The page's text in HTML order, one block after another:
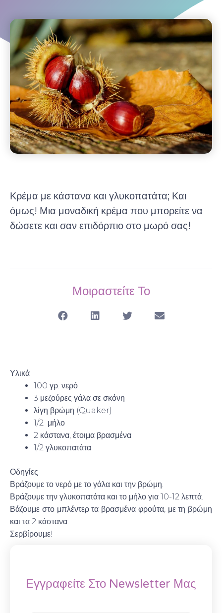
Κρέμα με κάστανα και γλυκοπατάτα; Και
όμως! Μια μοναδική κρέμα που μπορείτε να
δώσετε και σαν επιδόρπιο στο μωρό σας!
Μοιραστείτε Το
Υλικά
100 γρ. νερό
3 μεζούρες γάλα σε σκόνη
λίγη βρώμη (Quaker)
1/2 μήλο
2 κάστανα, έτοιμα βρασμένα
1/2 γλυκοπατάτα
Οδηγίες
Βράζουμε το νερό με το γάλα και την βρώμη.
Βράζουμε την γλυκοπατάτα και το μήλο για 10-12 λεπτά.
Βάζουμε στο μπλέντερ τα βρασμένα φρούτα, με τη βρώμη
και τα 2 κάστανα.
Σερβίρουμε!
Εγγραφείτε Στο Newsletter Μας